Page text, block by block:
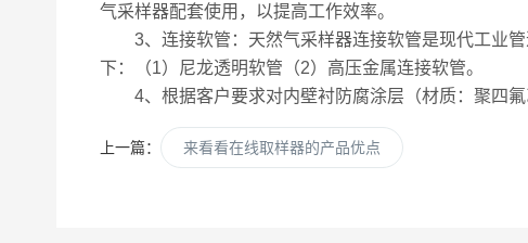
气采样器配套使用，以提高工作效率。
3、连接软管：天然气采样器连接软管是现代工业管
下：（1）尼龙透明软管（2）高压金属连接软管。
4、根据客户要求对内壁衬防腐涂层（材质：聚四氟
上一篇： 来看看在线取样器的产品优点